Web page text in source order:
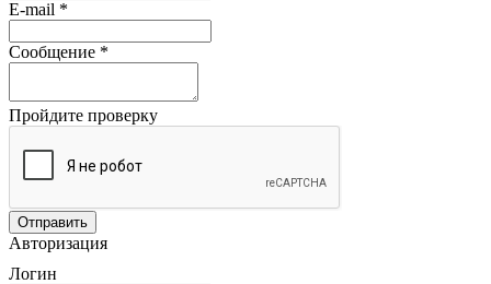
E-mail *
Сообщение *
Пройдите проверку
Авторизация
Логин